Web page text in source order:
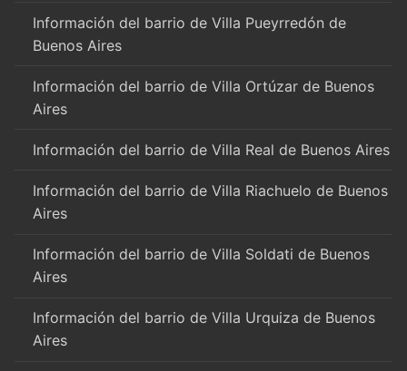
Información del barrio de Villa Pueyrredón de
Buenos Aires
Información del barrio de Villa Ortúzar de Buenos
Aires
Información del barrio de Villa Real de Buenos Aires
Información del barrio de Villa Riachuelo de Buenos
Aires
Información del barrio de Villa Soldati de Buenos
Aires
Información del barrio de Villa Urquiza de Buenos
Aires